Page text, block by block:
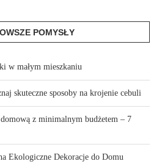
POMYSŁY
w małym mieszkaniu
skuteczne sposoby na krojenie cebuli
z minimalnym budżetem – 7
Ekologiczne Dekoracje do Domu